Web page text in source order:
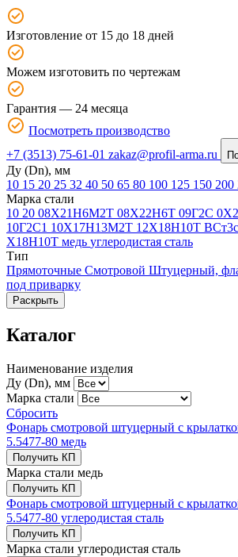
Изготовление от 15 до 18 дней
Можем изготовить по чертежам
Гарантия — 24 месяца
Посмотреть производство
+7 (3513) 75-61-01 zakaz@profil-arma.ru
Ду (Dn), мм
10 15 20 25 32 40 50 65 80 100 125 150 200
Марка стали
10 20 08Х21Н6М2Т 08Х22Н6Т 09Г2С
10Г2С1 10Х17Н13М2Т 12Х18Н10Т
Х18Н10Т медь углеродистая сталь
Тип
Прямоточные Смотровой Штуцерный,
под приварку
Раскрыть
Каталог
Наименование изделия
Ду (Dn), мм
Марка стали
Сбросить
Фонарь смотровой штуцерный с
5.5477-80 медь
Получить КП
Марка стали медь
Получить КП
Фонарь смотровой штуцерный с
5.5477-80 углеродистая сталь
Получить КП
Марка стали углеродистая сталь